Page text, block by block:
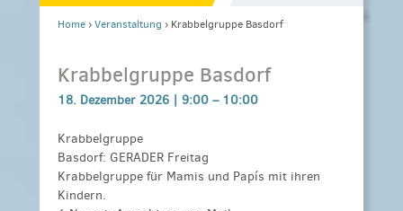
Home›Veranstaltung › Krabbelgruppe Basdorf
Krabbelgruppe Basdorf
18. Dezember 2026 | 9:00 – 10:00
Krabbelgruppe
Basdorf: GERADER Freitag
Krabbelgruppe für Mamis und Papís mit ihren
Kindern.